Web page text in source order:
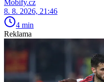
Mobify.cz
8. 8. 2026, 21:46
4 min
Reklama